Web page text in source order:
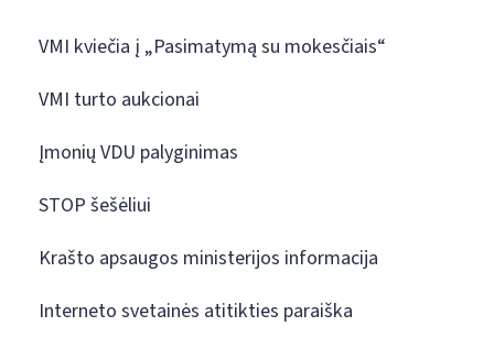
VMI kviečia į „Pasimatymą su mokesčiais“
VMI turto aukcionai
Įmonių VDU palyginimas
STOP šešėliui
Krašto apsaugos ministerijos informacija
Interneto svetainės atitikties paraiška